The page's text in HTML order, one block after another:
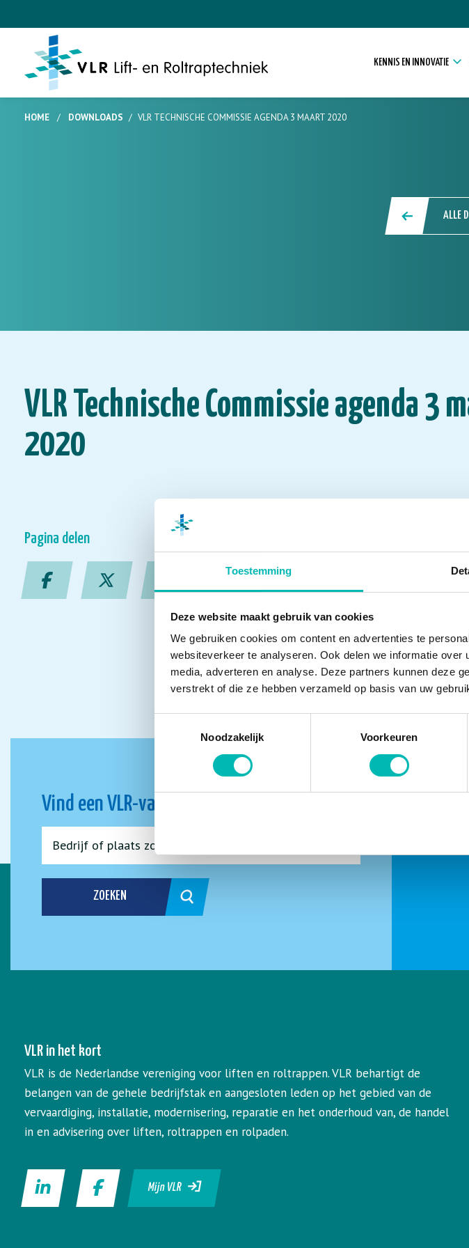
Toestemming
Deze website maakt gebruik van cookies
We gebruiken cookies om content en advertenties te
websiteverkeer te analyseren. Ook delen we informatie
media, adverteren en analyse. Deze partners kunnen deze
verstrekt of die ze hebben verzameld op basis van uw
Noodzakelijk
Voorkeuren
KENNIS EN INNOVATIE
HOME / DOWNLOADS / VLR TECHNISCHE COMMISSIE AGENDA 3 MAART 2020
ALLE
VLR Technische Commissie agenda 3
2020
Pagina delen
Vind een VLR-vakbedrijf bij jou in de buurt
ZOEKEN
VLR in het kort
VLR is de Nederlandse vereniging voor liften en roltrappen. VLR behartigt de
belangen van de gehele bedrijfstak en aangesloten leden op het gebied van de
vervaardiging, installatie, modernisering, reparatie en het onderhoud van, de handel
in en advisering over liften, roltrappen en rolpaden.
Mijn VLR